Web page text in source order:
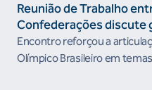
Reunião de Trabalho
Confederações discute
the Future e presença
organismos
Encontro reforçou a
Olímpico Brasileiro em